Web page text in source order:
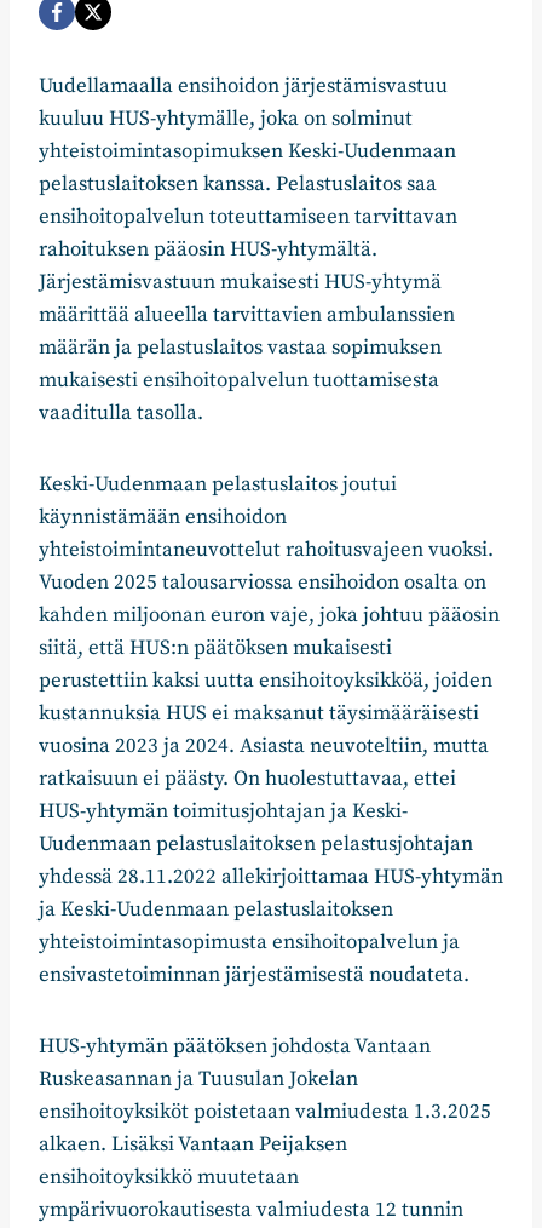
Uudellamaalla ensihoidon järjestämisvastuu
kuuluu HUS-yhtymälle, joka on solminut
yhteistoimintasopimuksen Keski-Uudenmaan
pelastuslaitoksen kanssa. Pelastuslaitos saa
ensihoitopalvelun toteuttamiseen tarvittavan
rahoituksen pääosin HUS-yhtymältä.
Järjestämisvastuun mukaisesti HUS-yhtymä
määrittää alueella tarvittavien ambulanssien
määrän ja pelastuslaitos vastaa sopimuksen
mukaisesti ensihoitopalvelun tuottamisesta
vaaditulla tasolla.
Keski-Uudenmaan pelastuslaitos joutui
käynnistämään ensihoidon
yhteistoimintaneuvottelut rahoitusvajeen vuoksi.
Vuoden 2025 talousarviossa ensihoidon osalta on
kahden miljoonan euron vaje, joka johtuu pääosin
siitä, että HUS:n päätöksen mukaisesti
perustettiin kaksi uutta ensihoitoyksikköä, joiden
kustannuksia HUS ei maksanut täysimääräisesti
vuosina 2023 ja 2024. Asiasta neuvoteltiin, mutta
ratkaisuun ei päästy. On huolestuttavaa, ettei
HUS-yhtymän toimitusjohtajan ja Keski-
Uudenmaan pelastuslaitoksen pelastusjohtajan
yhdessä 28.11.2022 allekirjoittamaa HUS-yhtymän
ja Keski-Uudenmaan pelastuslaitoksen
yhteistoimintasopimusta ensihoitopalvelun ja
ensivastetoiminnan järjestämisestä noudateta.
HUS-yhtymän päätöksen johdosta Vantaan
Ruskeasannan ja Tuusulan Jokelan
ensihoitoyksiköt poistetaan valmiudesta 1.3.2025
alkaen. Lisäksi Vantaan Peijaksen
ensihoitoyksikkö muutetaan
ympärivuorokautisesta valmiudesta 12 tunnin